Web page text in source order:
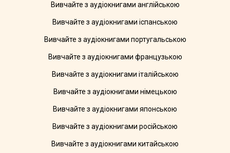
Вивчайте з аудіокнигами англійською
Вивчайте з аудіокнигами іспанською
Вивчайте з аудіокнигами португальською
Вивчайте з аудіокнигами французькою
Вивчайте з аудіокнигами італійською
Вивчайте з аудіокнигами німецькою
Вивчайте з аудіокнигами японською
Вивчайте з аудіокнигами російською
Вивчайте з аудіокнигами китайською